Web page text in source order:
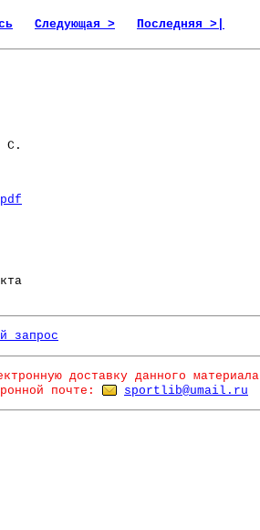
Следующая > Последняя >|
С.
запрос
доставку данного материала
почте:
sportlib@umail.ru